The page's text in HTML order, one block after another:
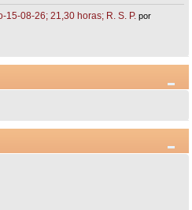
15-08-26; 21,30 horas; R. S. P. por